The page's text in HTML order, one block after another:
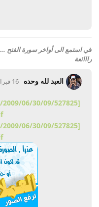
فياستمع الى أواخر سورة الفتح
رااائعة
العبد لله وحده 16 فبراير 2010
06/30/09/527825
06/30/09/527825